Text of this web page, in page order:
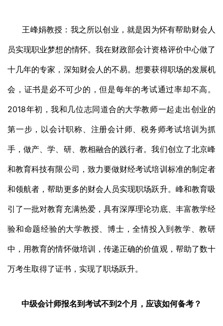
王峰娟教授：我之所以创业，就是因为怀有帮助财会人
员实现职业梦想的情怀。我在财政部会计资格评价中心做了
十几年的专家，深知财会人的不易。想要获得职场的发展机
会，证书是必不可少的，但是每年的考试通过率却不高。
2018年初，我和几位志同道合的大学教师一起走出创业的
第一步，以会计职称、注册会计师、税务师考试培训为抓
手，做产、学、研、教相融合的践行者。我们创立了北京峰
和教育科技有限公司，致力要做财经考试培训标准的制定者
和领航者，帮助更多的财会人员实现职场跃升。峰和教育吸
引了一批对教育充满热爱，具有深厚理论功底、丰富教学经
验和命题经验的大学教授、博士，全情投入到教学、教研
中，用教育的情怀做培训，传递正确的价值观，帮助了数十
万考生取得了证书，实现了职场跃升。
中级会计师报名到考试不到2个月，应该如何备考？